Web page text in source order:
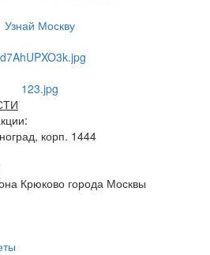
корп. 1444
Крюково города Москвы